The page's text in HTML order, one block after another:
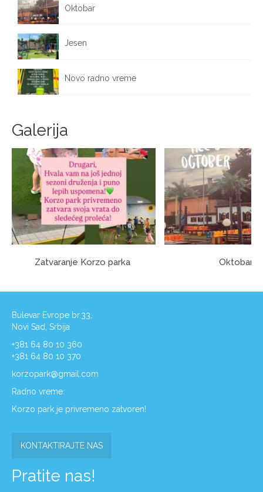
Oktobar
Jesen
Novo radno vreme
Galerija
Zatvaranje Korzo parka Oktobar
Bulevar Evrope br.33,
Novi Sad, Srbija
+381 64 80 10 360
+381 64 80 10 370
korzopark@gmail.com
Radno vreme:
Korzo park je privremeno zatvoren!
KONTAKTIRAJTE NAS
Pratite nas!